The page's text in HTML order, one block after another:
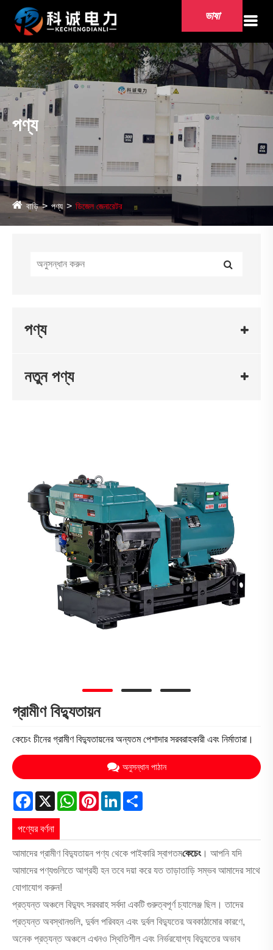
ভাষা
পণ্য
বাড়ি পণ্য ডিজেল জেনারেটর
পণ্য
নতুন পণ্য
গ্রামীণ বিদ্যুতায়ন
কেচেং চীনের গ্রামীণ বিদ্যুতায়নের অন্যতম পেশাদার সরবরাহকারী এবং নির্মাতারা।
অনুসন্ধান পাঠান
Facebook
X WhatsApp
PinterestLinkedIn
পণ্যের বর্ণনা
আমাদের গ্রামীণ বিদ্যুতায়ন পণ্য থেকে পাইকারি স্বাগতমকেচেং। আপনি যদি
আমাদের পণ্যগুলিতে আগ্রহী হন তবে দয়া করে যত তাড়াতাড়ি সম্ভব আমাদের সাথে
যোগাযোগ করুন!
প্রত্যন্ত অঞ্চলে বিদ্যুৎ সরবরাহ সর্বদা একটি গুরুত্বপূর্ণ চ্যালেঞ্জ ছিল। তাদের
প্রত্যন্ত অবস্থানগুলি, দুর্বল পরিবহন এবং দুর্বল বিদ্যুতের অবকাঠামোর কারণে,
অনেক প্রত্যন্ত অঞ্চলে এখনও স্থিতিশীল এবং নির্ভরযোগ্য বিদ্যুতের অভাব